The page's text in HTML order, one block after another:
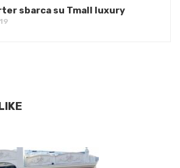
sbarca su Tmall luxury